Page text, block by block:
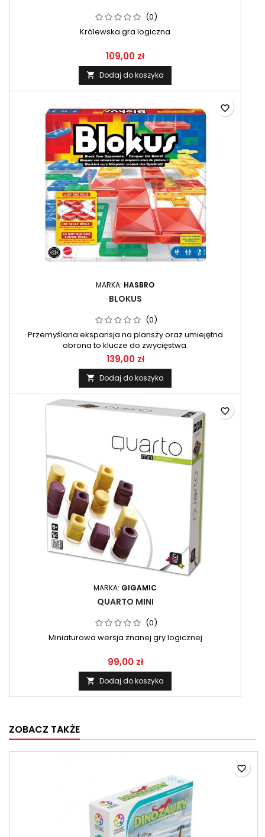
(0)
Królewska gra logiczna
109,00 zł
 Dodaj do koszyka
MARKA: HASBRO
BLOKUS
(0)
Przemyślana ekspansja na planszy oraz umiejętna
obrona to klucze do zwycięstwa.
139,00 zł
 Dodaj do koszyka
favorite_border
MARKA: GIGAMIC
QUARTO MINI
(0)
Miniaturowa wersja znanej gry logicznej
99,00 zł
 Dodaj do koszyka
favorite_border
ZOBACZ TAKŻE
favorite_border